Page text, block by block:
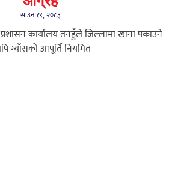
साउन १९, २०८३
कार्यालय तनहुँले जिल्लामा खाना पकाउने
ग्याँसको आपूर्ति नियमित